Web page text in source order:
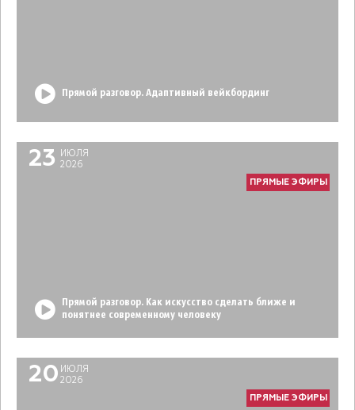
Прямой разговор. Адаптивный вейкбординг
23
ИЮЛЯ
2026
ПРЯМЫЕ ЭФИРЫ
Прямой разговор. Как искусство сделать ближе и
понятнее современному человеку
20 ИЮЛЯ
2026
ПРЯМЫЕ ЭФИРЫ